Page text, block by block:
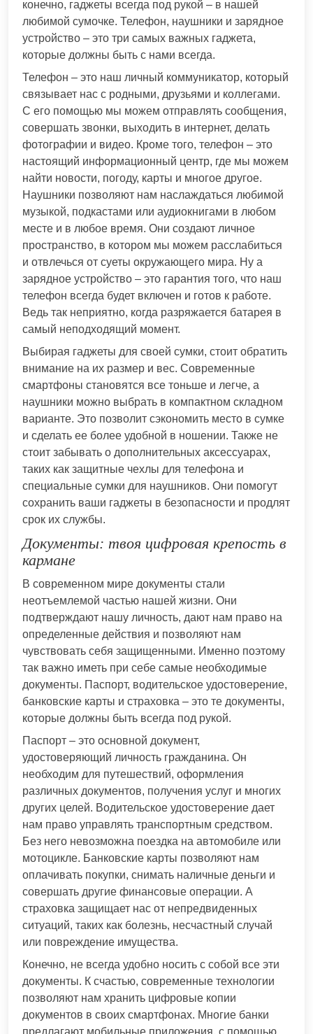
конечно, гаджеты всегда под рукой – в нашей
любимой сумочке. Телефон, наушники и зарядное
устройство – это три самых важных гаджета,
которые должны быть с нами всегда.
Телефон – это наш личный коммуникатор, который
связывает нас с родными, друзьями и коллегами.
С его помощью мы можем отправлять сообщения,
совершать звонки, выходить в интернет, делать
фотографии и видео. Кроме того, телефон – это
настоящий информационный центр, где мы можем
найти новости, погоду, карты и многое другое.
Наушники позволяют нам наслаждаться любимой
музыкой, подкастами или аудиокнигами в любом
месте и в любое время. Они создают личное
пространство, в котором мы можем расслабиться
и отвлечься от суеты окружающего мира. Ну а
зарядное устройство – это гарантия того, что наш
телефон всегда будет включен и готов к работе.
Ведь так неприятно, когда разряжается батарея в
самый неподходящий момент.
Выбирая гаджеты для своей сумки, стоит обратить
внимание на их размер и вес. Современные
смартфоны становятся все тоньше и легче, а
наушники можно выбрать в компактном складном
варианте. Это позволит сэкономить место в сумке
и сделать ее более удобной в ношении. Также не
стоит забывать о дополнительных аксессуарах,
таких как защитные чехлы для телефона и
специальные сумки для наушников. Они помогут
сохранить ваши гаджеты в безопасности и продлят
срок их службы.
Документы: твоя цифровая крепость в
кармане
В современном мире документы стали
неотъемлемой частью нашей жизни. Они
подтверждают нашу личность, дают нам право на
определенные действия и позволяют нам
чувствовать себя защищенными. Именно поэтому
так важно иметь при себе самые необходимые
документы. Паспорт, водительское удостоверение,
банковские карты и страховка – это те документы,
которые должны быть всегда под рукой.
Паспорт – это основной документ,
удостоверяющий личность гражданина. Он
необходим для путешествий, оформления
различных документов, получения услуг и многих
других целей. Водительское удостоверение дает
нам право управлять транспортным средством.
Без него невозможна поездка на автомобиле или
мотоцикле. Банковские карты позволяют нам
оплачивать покупки, снимать наличные деньги и
совершать другие финансовые операции. А
страховка защищает нас от непредвиденных
ситуаций, таких как болезнь, несчастный случай
или повреждение имущества.
Конечно, не всегда удобно носить с собой все эти
документы. К счастью, современные технологии
позволяют нам хранить цифровые копии
документов в своих смартфонах. Многие банки
предлагают мобильные приложения, с помощью